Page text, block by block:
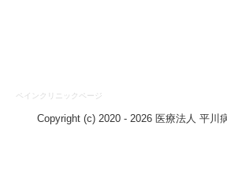
ペインクリ ニックページ
Copyright (c) 2020 - 2026 医療法人 平川